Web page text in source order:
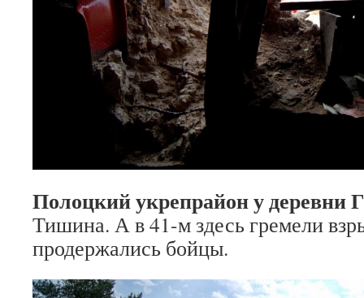
Полоцкий укрепрайон у деревни
Тишина. А в 41-м здесь гремели
продержались бойцы.